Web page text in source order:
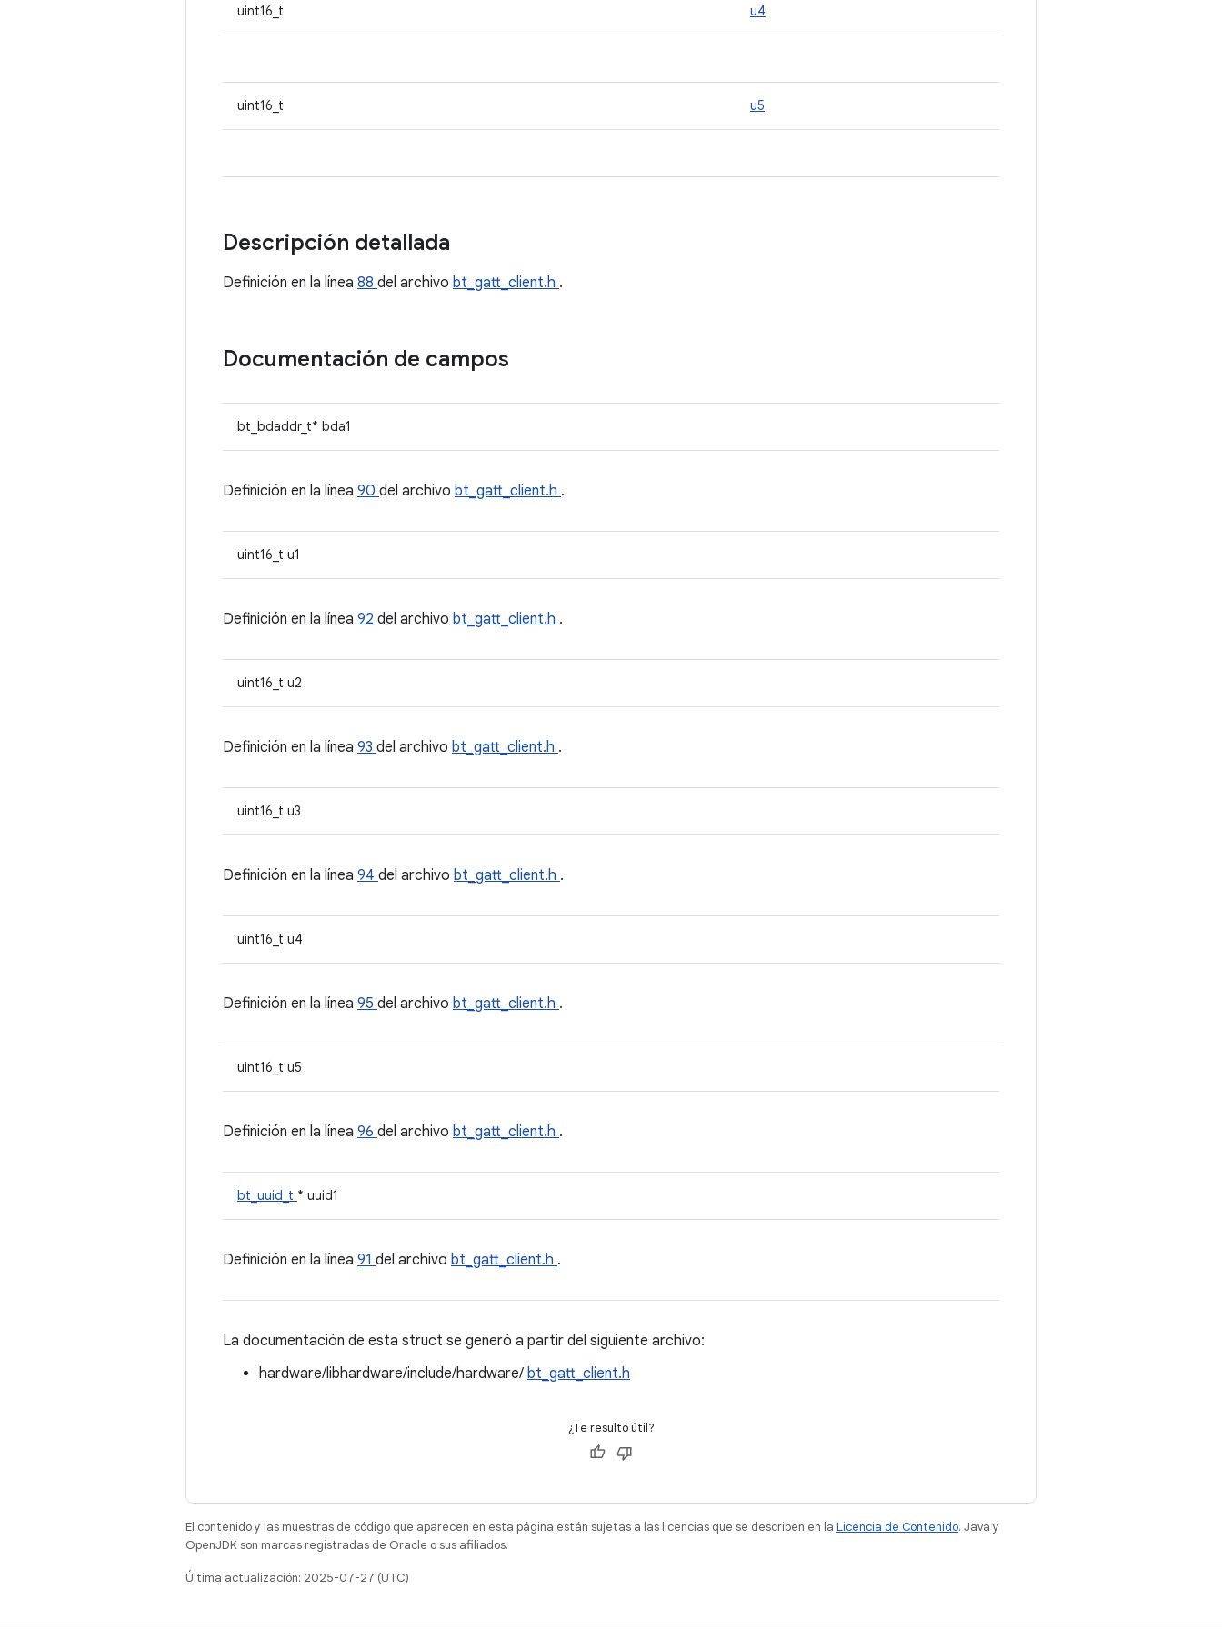
uint16_t u4
uint16_t u5
Descripción detallada
Definición en la línea 88 del archivo bt_gatt_client.h .
Documentación de campos
bt_bdaddr_t* bda1
Definición en la línea 90 del archivo bt_gatt_client.h .
uint16_t u1
Definición en la línea 92 del archivo bt_gatt_client.h .
uint16_t u2
Definición en la línea 93 del archivo bt_gatt_client.h .
uint16_t u3
Definición en la línea 94 del archivo bt_gatt_client.h .
uint16_t u4
Definición en la línea 95 del archivo bt_gatt_client.h .
uint16_t u5
Definición en la línea 96 del archivo bt_gatt_client.h .
bt_uuid_t * uuid1
Definición en la línea 91 del archivo bt_gatt_client.h .
La documentación de esta struct se generó a partir del siguiente archivo:
hardware/libhardware/include/hardware/ bt_gatt_client.h
¿Te resultó útil?
El contenido y las muestras de código que aparecen en esta página están sujetas a las licencias que se describen en la Licencia de Contenido. Java y
OpenJDK son marcas registradas de Oracle o sus afiliados.
Última actualización: 2025-07-27 (UTC)